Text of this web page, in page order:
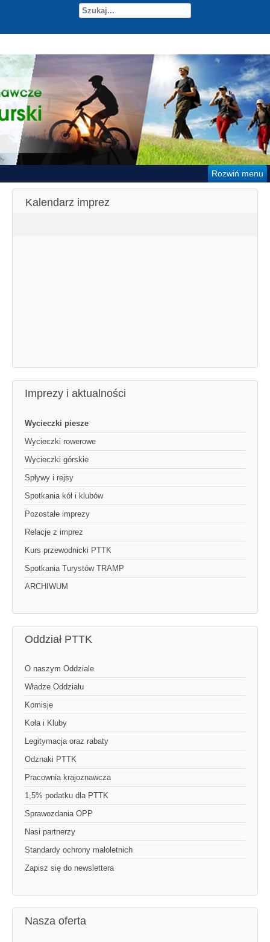
Rozwiń menu
Kalendarz imprez
Imprezy i aktualności
Wycieczki piesze
Wycieczki rowerowe
Wycieczki górskie
Spływy i rejsy
Spotkania kół i klubów
Pozostałe imprezy
Relacje z imprez
Kurs przewodnicki PTTK
Spotkania Turystów TRAMP
ARCHIWUM
Oddział PTTK
O naszym Oddziale
Władze Oddziału
Komisje
Koła i Kluby
Legitymacja oraz rabaty
Odznaki PTTK
Pracownia krajoznawcza
1,5% podatku dla PTTK
Sprawozdania OPP
Nasi partnerzy
Standardy ochrony małoletnich
Zapisz się do newslettera
Nasza oferta